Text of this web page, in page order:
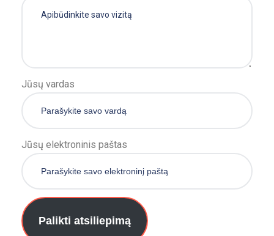
Jūsų vardas
Jūsų elektroninis paštas
Palikti atsiliepimą